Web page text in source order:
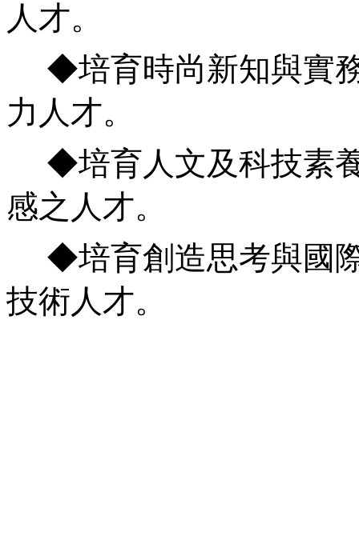
人才。
◆培育時尚新知與實
力人才。
◆培育人文及科技素
感之人才。
◆培育創造思考與國
技術人才。